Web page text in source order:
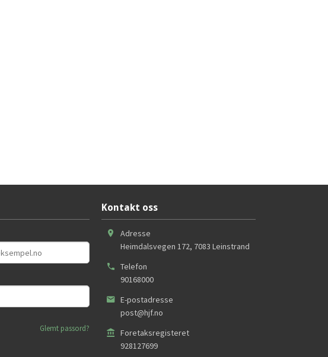
Glemt passord?
Kontakt oss
Adresse
Heimdalsvegen 172, 7083 Leinstrand
Telefon
90168000
E-postadresse
post@hjf.no
Foretaksregisteret
928127699